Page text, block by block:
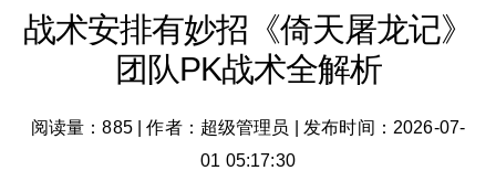
战术安排有妙招《倚天屠龙记》
团队PK战术全解析
阅读量：885|作者：超级管理员
发布时间：2026-07-
01 05:17:30